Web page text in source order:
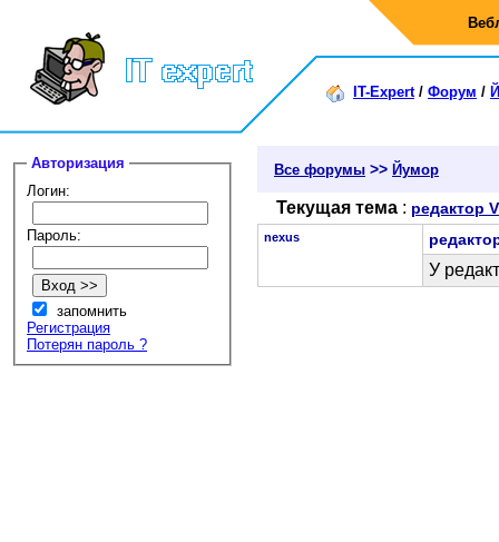
IT-Expert/ Форум /
Авторизация
Логин:
Пароль:
запомнить
Регистрация
Потерян пароль ?
Все форумы >> Йумор
Текущая тема : редактор
nexus
У